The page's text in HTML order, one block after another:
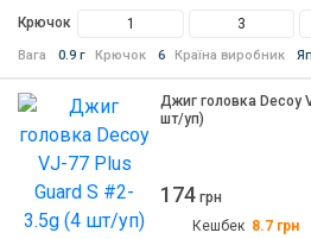
Крючок
1 3
Вага 0.9 г Крючок 6 Країна виробник
Джиг головка Decoy
шт/уп)
174 грн
Кешбек 8.7 грн